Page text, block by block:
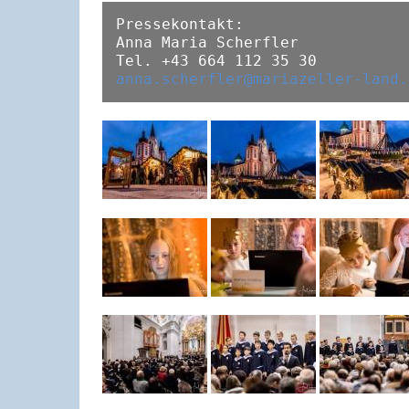
Pressekontakt:
Anna Maria Scherfler
anna.scherfler@mariazeller-